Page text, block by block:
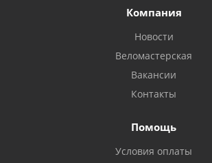
Компания
Новости
Веломастерская
Вакансии
Контакты
Помощь
Условия оплаты